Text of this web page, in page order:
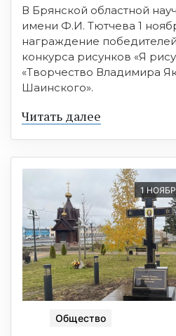
В Брянской областной
имени Ф.И. Тютчева 1
награждение
конкурса рисунков «Я
«Творчество Владимира
Шаинского».
Читать далее
1
Общество